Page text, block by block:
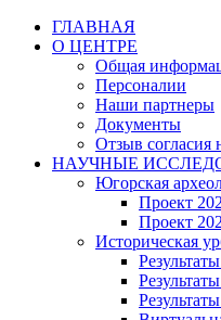
Перейти
содержимому
ГЛАВНАЯ
О ЦЕНТРЕ
Общая
Персоналии
Наши партнеры
Документы
Отзыв согласия
НАУЧНЫЕ
Югорская
Проект
Проект
Историческая